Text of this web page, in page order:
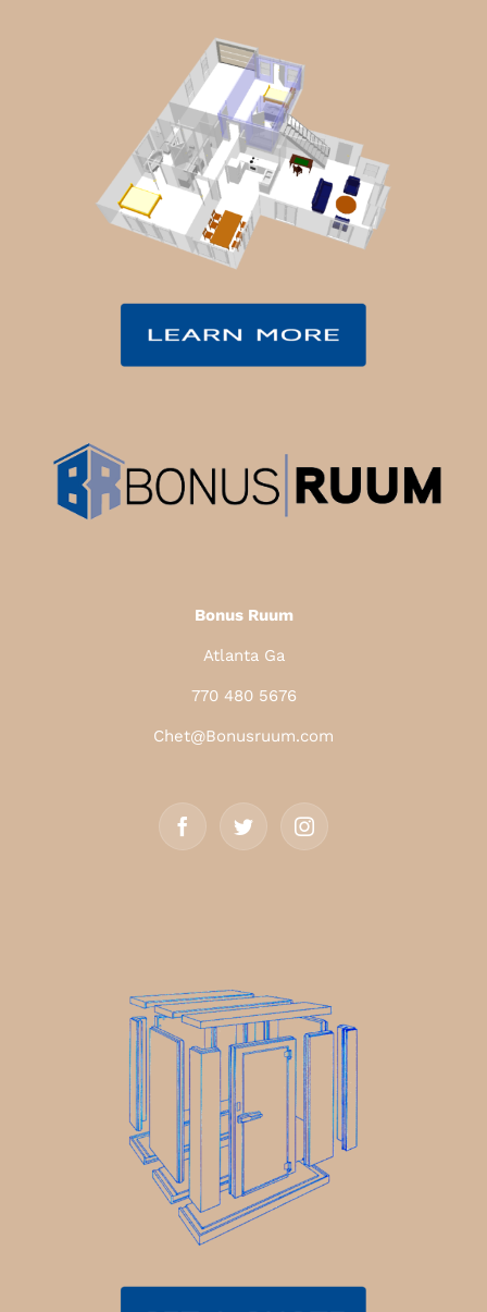
Bonus Ruum
Atlanta Ga
770 480 5676
Chet@Bonusruum.com